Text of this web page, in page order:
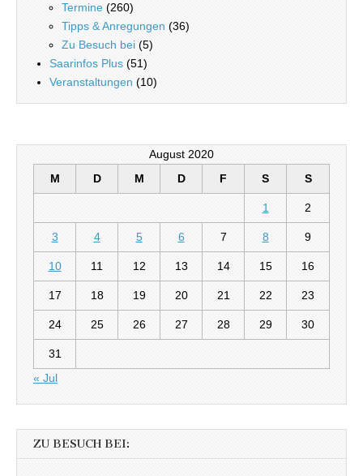
Termine (260)
Tipps & Anregungen (36)
Zu Besuch bei (5)
Saarinfos Plus (51)
Veranstaltungen (10)
August 2020
M
D M D F S S
1 2
3 4 5 6 7 8 9
10 11 12 13 14 15 16
17 18 19 20 21 22 23
24 25 26 27 28 29 30
31
« Jul
ZU BESUCH BEI: